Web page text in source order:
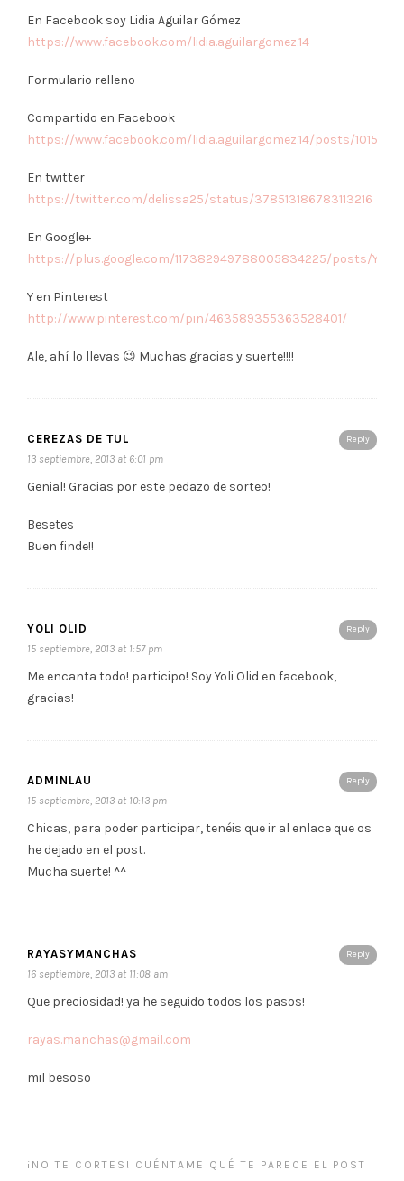
En Facebook soy Lidia Aguilar Gómez
https://www.facebook.com/lidia.aguilargomez.14
Formulario relleno
Compartido en Facebook
https://www.facebook.com/lidia.aguilargomez.14/posts/
En twitter
https://twitter.com/delissa25/status/378513186783113216
En Google+
https://plus.google.com/117382949788005834225/posts/
Y en Pinterest
http://www.pinterest.com/pin/463589355363528401/
Ale, ahí lo llevas 😉 Muchas gracias y suerte!!!!
Reply
CEREZAS DE TUL
13 septiembre, 2013 at 6:01 pm
Genial! Gracias por este pedazo de sorteo!
Besetes
Buen finde!!
Reply
YOLI OLID
15 septiembre, 2013 at 1:57 pm
Me encanta todo! participo! Soy Yoli Olid en facebook,
gracias!
Reply
ADMINLAU
15 septiembre, 2013 at 10:13 pm
Chicas, para poder participar, tenéis que ir al enlace que os
he dejado en el post.
Mucha suerte! ^^
Reply
RAYASYMANCHAS
16 septiembre, 2013 at 11:08 am
Que preciosidad! ya he seguido todos los pasos!
rayas.manchas@gmail.com
mil besoso
¡NO TE CORTES! CUÉNTAME QUÉ TE PARECE EL POST